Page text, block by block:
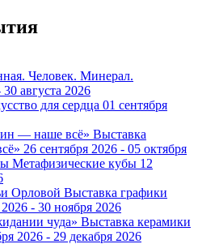
Человек. Минерал.
30 августа 2026
для сердца 01 сентября
Выставка
26 сентября 2026 - 05 октября
Метафизические кубы 12
Выставка графики
- 30 ноября 2026
Выставка керамики
2026 - 29 декабря 2026